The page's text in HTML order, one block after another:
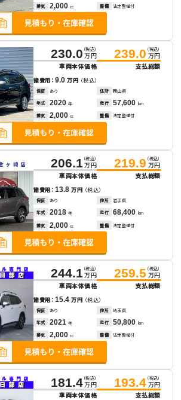
排気 2,000 cc 整備 法定整備付
230.0 （税込）
万円
車両本体価格
239.0 （税込）
万円
支払総額
諸費用：9.0万円 （税込）
保証 あり 住所 岡山県
年式 2020 年 走行 57,600 km
排気 2,000 cc 整備 法定整備付
206.1 （税込）
万円
車両本体価格
219.9 （税込）
万円
支払総額
諸費用：13.8万円 （税込）
保証 あり 住所 岩手県
年式 2018 年 走行 68,400 km
排気 2,000 cc 整備 法定整備付
244.1 （税込）
万円
車両本体価格
259.5 （税込）
万円
支払総額
諸費用：15.4万円 （税込）
保証 あり 住所 埼玉県
年式 2021 年 走行 50,800 km
排気 2,000 cc 整備 法定整備付
181.4 （税込）
万円
車両本体価格
193.4 （税込）
万円
支払総額